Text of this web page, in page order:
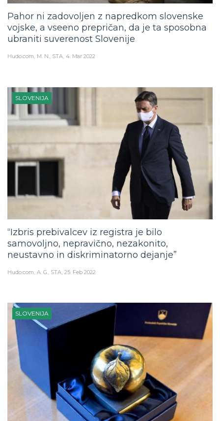
Pahor ni zadovoljen z napredkom slovenske
vojske, a vseeno prepričan, da je ta sposobna
ubraniti suverenost Slovenije
Hudo.com M. N., STA 4. Mar 2022
SLOVENIJA
“Izbris prebivalcev iz registra je bilo
samovoljno, nepravično, nezakonito,
neustavno in diskriminatorno dejanje”
Hudo.com A. G., STA 25. Feb 2022
SLOVENIJA